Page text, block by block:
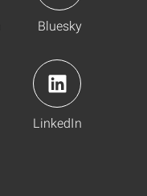
Bluesky
LinkedIn